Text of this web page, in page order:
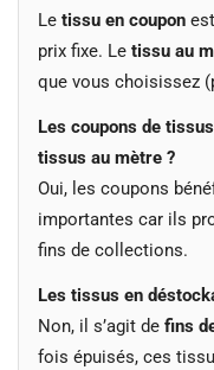
Le tissu en coupon
prix fixe. Le tissu au
que vous choisissez
Les coupons de
tissus au mètre ?
Oui, les coupons
importantes car ils
fins de collections.
Les tissus en
Non, il s’agit de fins
fois épuisés, ces